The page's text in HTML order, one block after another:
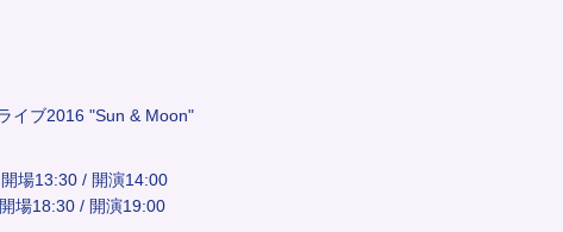
イブ2016 "Sun & Moon"
開場13:30 / 開演14:00
開場18:30 / 開演19:00